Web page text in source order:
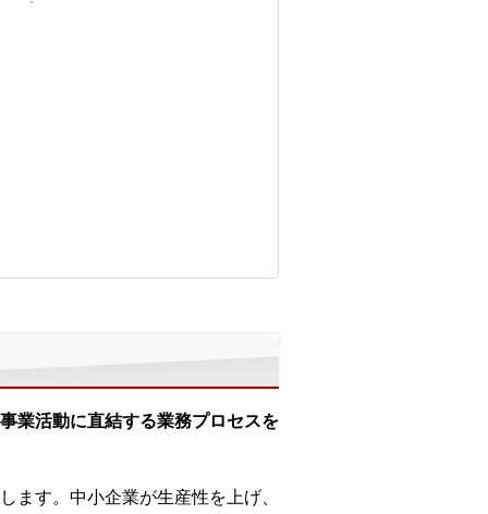
業活動に直結する業務プロセスを
ます。中小企業が生産性を上げ、